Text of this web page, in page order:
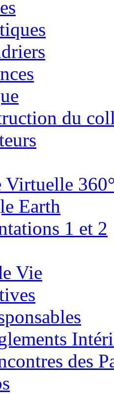
du
Virtuelle
Earth
1 et 2
Vie
des